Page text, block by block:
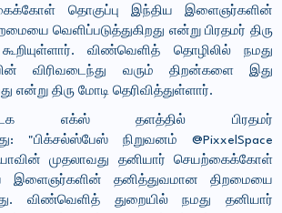
தொகுப்பு இந்திய இளைஞர்களின்
வெளிப்படுத்துகிறது என்று பிரதமர் திரு
விண்வெளித் தொழிலில் நமது
விரிவடைந்து வரும் திறன்களை இது
என்று திரு மோடி தெரிவித்துள்ளார்.
எக்ஸ் தளத்தில் பிரதமர்
"பிக்சல்ஸ்பேஸ் நிறுவனம் @PixxelSpace
முதலாவது தனியார் செயற்கைக்கோள்
இளைஞர்களின் தனித்துவமான திறமையை
விண்வெளித் துறையில் நமது தனியார்